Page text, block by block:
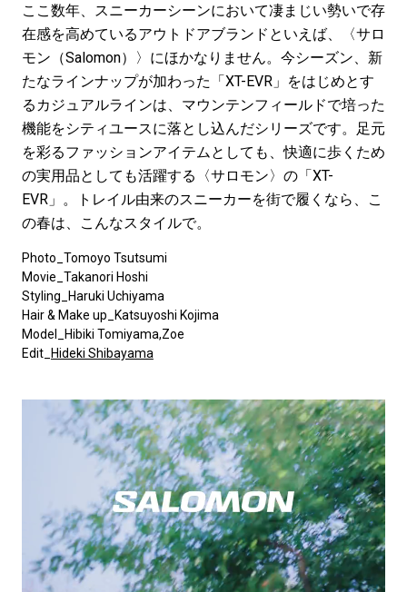
ここ数年、スニーカーシーンにおいて凄まじい勢いで存
在感を高めているアウトドアブランドといえば、〈サロ
モン（Salomon）〉にほかなりません。今シーズン、新
たなラインナップが加わった「XT-EVR」をはじめとす
るカジュアルラインは、マウンテンフィールドで培った
機能をシティユースに落とし込んだシリーズです。足元
を彩るファッションアイテムとしても、快適に歩くため
の実用品としても活躍する〈サロモン〉の「XT-
EVR」。トレイル由来のスニーカーを街で履くなら、こ
の春は、こんなスタイルで。
Photo_Tomoyo Tsutsumi
Movie_Takanori Hoshi
Styling_Haruki Uchiyama
Hair & Make up_Katsuyoshi Kojima
Model_Hibiki Tomiyama,Zoe
Edit_ Hideki Shibayama